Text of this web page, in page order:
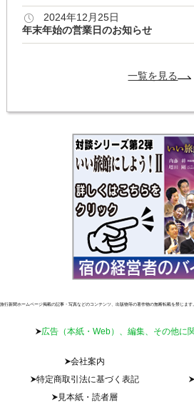
2024年12月25日
年末年始の営業日のお知らせ
一覧を見る
旅行新聞ホームページ掲載の記事・写真などのコンテンツ、出版物等の著作物の無断転載を禁じます。
広告（本紙・Web）、編集、その他に
会社案内
特定商取引法に基づく表記
見本紙・読者層